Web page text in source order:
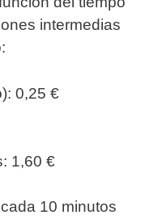
intermedias
0,25 €
1,60 €
10 minutos